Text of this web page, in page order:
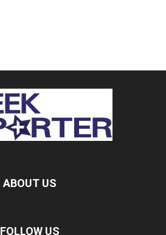
ABOUT US
FOLLOW US